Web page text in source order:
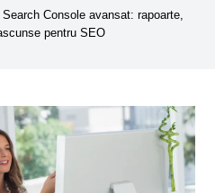
Search Console avansat: rapoarte,
pentru SEO